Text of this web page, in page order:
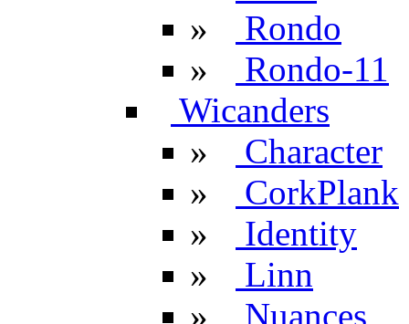
»
Rondo
»
Rondo-11
Wicanders
»
Character
»
CorkPlank
»
Identity
»
Linn
»
Nuances